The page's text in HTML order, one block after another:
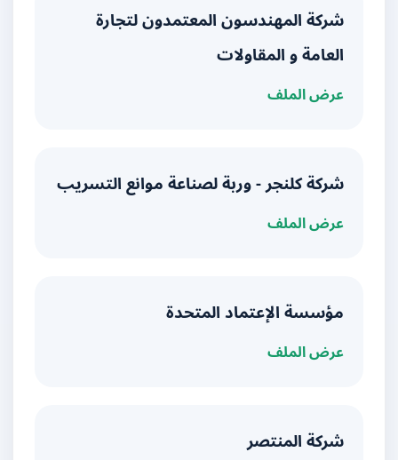
شركة المهندسون المعتمدون لتجارة
العامة و المقاولات
عرض الملف
شركة كلنجر - وربة لصناعة موانع التسريب
عرض الملف
مؤسسة الإعتماد المتحدة
عرض الملف
شركة المنتصر